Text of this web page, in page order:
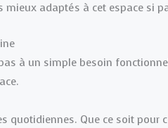
mieux adaptés à cet espace si
à un simple besoin
quotidiennes. Que ce soit pour